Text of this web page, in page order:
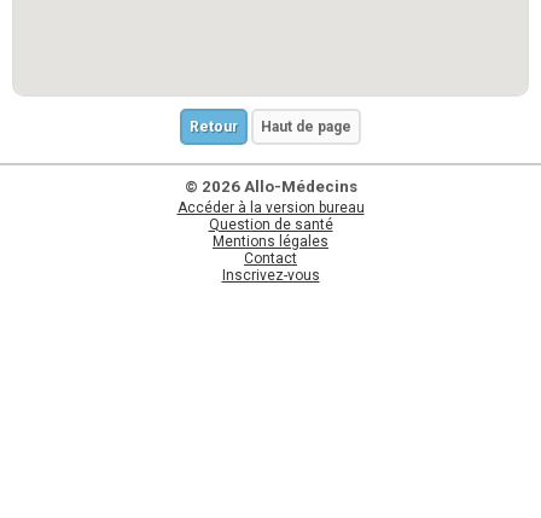
Retour Haut de page
© 2026 Allo-Médecins
Accéder à la version bureau
Question de santé
Mentions légales
Contact
Inscrivez-vous